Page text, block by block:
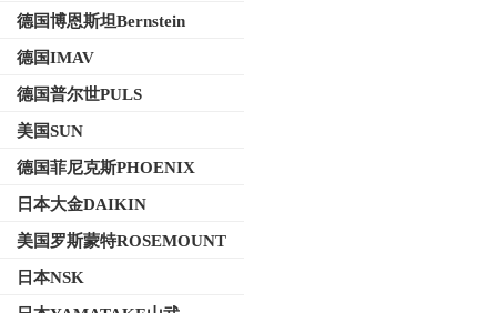
德国博恩斯坦Bernstein
德国IMAV
德国普尔世PULS
美国SUN
德国菲尼克斯PHOENIX
日本大金DAIKIN
美国罗斯蒙特ROSEMOUNT
日本NSK